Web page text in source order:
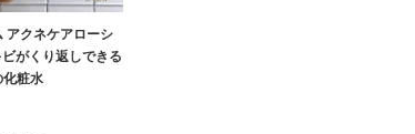
アクネケアローシ
ビがくり返しできる
化粧水